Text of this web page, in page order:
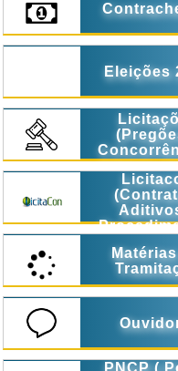
Eleições